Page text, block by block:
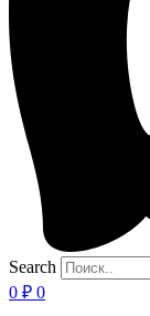
Search
0 ₽ 0